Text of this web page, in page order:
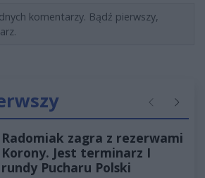
komentarzy. Bądź pierwszy,
Poprzednie
Radomiak zagra z rezerwami
Korony. Jest terminarz I
rundy Pucharu Polski